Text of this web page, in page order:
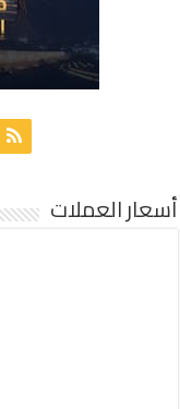
أسعار العملات